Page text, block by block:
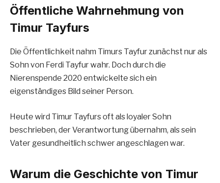
Öffentliche Wahrnehmung von
Timur Tayfurs
Die Öffentlichkeit nahm Timurs Tayfur zunächst nur als
Sohn von Ferdi Tayfur wahr. Doch durch die
Nierenspende 2020 entwickelte sich ein
eigenständiges Bild seiner Person.
Heute wird Timur Tayfurs oft als loyaler Sohn
beschrieben, der Verantwortung übernahm, als sein
Vater gesundheitlich schwer angeschlagen war.
Warum die Geschichte von Timur